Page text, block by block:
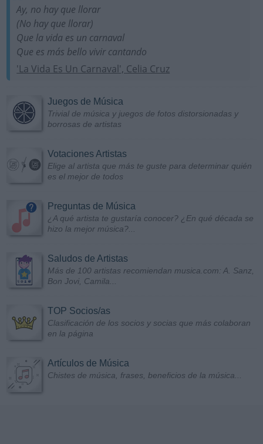
Ay, no hay que llorar
(No hay que llorar)
Que la vida es un carnaval
Que es más bello vivir cantando
'La Vida Es Un Carnaval', Celia Cruz
Juegos de Música
Trivial de música y juegos de fotos distorsionadas y
borrosas de artistas
Votaciones Artistas
Elige al artista que más te guste para determinar quién
es el mejor de todos
Preguntas de Música
¿A qué artista te gustaría conocer? ¿En qué década se
hizo la mejor música?...
Saludos de Artistas
Más de 100 artistas recomiendan musica.com: A. Sanz,
Bon Jovi, Camila...
TOP Socios/as
Clasificación de los socios y socias que más colaboran
en la página
Artículos de Música
Chistes de música, frases, beneficios de la música...